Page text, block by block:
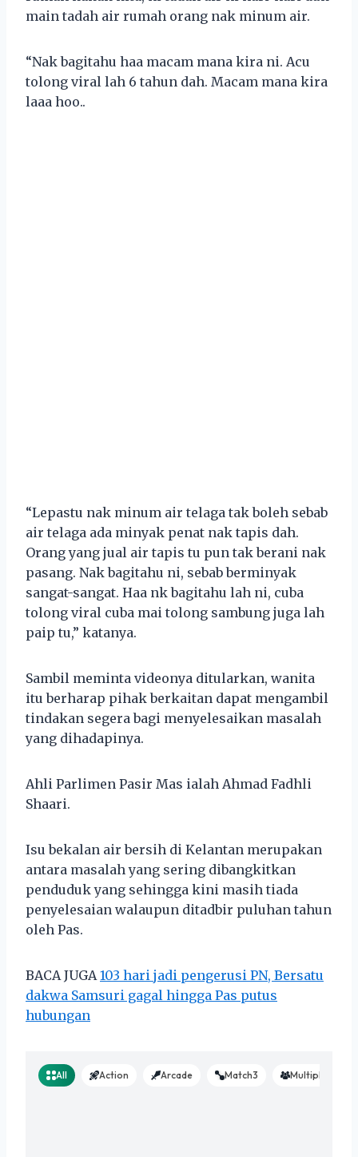
main tadah air rumah orang nak minum air.
“Nak bagitahu haa macam mana kira ni. Acu
tolong viral lah 6 tahun dah. Macam mana kira
laaa hoo..
“Lepastu nak minum air telaga tak boleh sebab
air telaga ada minyak penat nak tapis dah.
Orang yang jual air tapis tu pun tak berani nak
pasang. Nak bagitahu ni, sebab berminyak
sangat-sangat. Haa nk bagitahu lah ni, cuba
tolong viral cuba mai tolong sambung juga lah
paip tu,” katanya.
Sambil meminta videonya ditularkan, wanita
itu berharap pihak berkaitan dapat mengambil
tindakan segera bagi menyelesaikan masalah
yang dihadapinya.
Ahli Parlimen Pasir Mas ialah Ahmad Fadhli
Shaari.
Isu bekalan air bersih di Kelantan merupakan
antara masalah yang sering dibangkitkan
penduduk yang sehingga kini masih tiada
penyelesaian walaupun ditadbir puluhan tahun
oleh Pas.
BACA JUGA 103 hari jadi pengerusi PN, Bersatu
dakwa Samsuri gagal hingga Pas putus
hubungan